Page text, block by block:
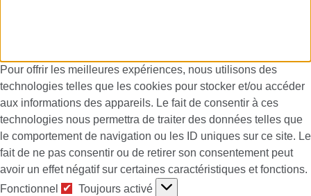
Pour offrir les meilleures expériences, nous utilisons des
technologies telles que les cookies pour stocker et/ou accéder
aux informations des appareils. Le fait de consentir à ces
technologies nous permettra de traiter des données telles que
le comportement de navigation ou les ID uniques sur ce site. Le
fait de ne pas consentir ou de retirer son consentement peut
avoir un effet négatif sur certaines caractéristiques et fonctions.
Fonctionnel
Fonctionnel
Toujours activé